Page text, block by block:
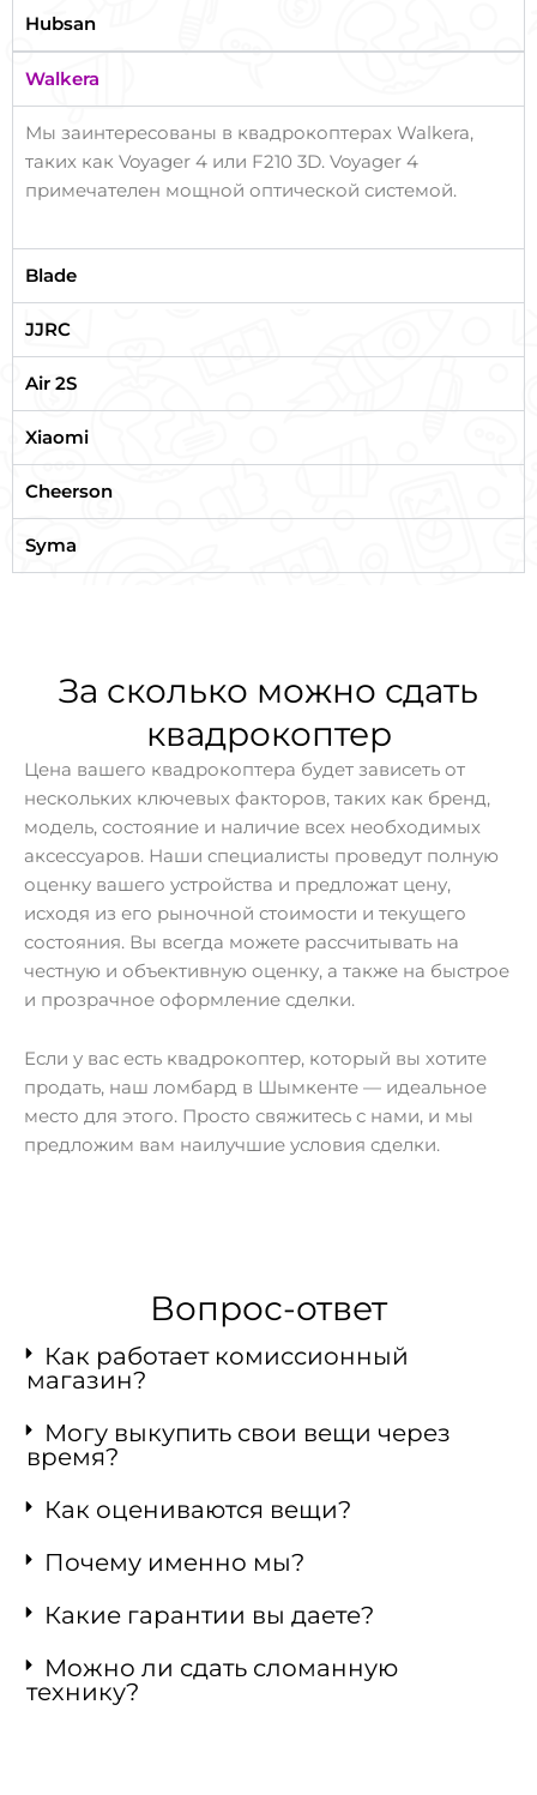
Hubsan
Walkera
Мы заинтересованы в квадрокоптерах Walkera,
таких как Voyager 4 или F210 3D. Voyager 4
примечателен мощной оптической системой.
Blade
JJRC
Air 2S
Xiaomi
Cheerson
Syma
За сколько можно сдать
квадрокоптер
Цена вашего квадрокоптера будет зависеть от
нескольких ключевых факторов, таких как бренд,
модель, состояние и наличие всех необходимых
аксессуаров. Наши специалисты проведут полную
оценку вашего устройства и предложат цену,
исходя из его рыночной стоимости и текущего
состояния. Вы всегда можете рассчитывать на
честную и объективную оценку, а также на быстрое
и прозрачное оформление сделки.
Если у вас есть квадрокоптер, который вы хотите
продать, наш ломбард в Шымкенте — идеальное
место для этого. Просто свяжитесь с нами, и мы
предложим вам наилучшие условия сделки.
Вопрос-ответ
Как работает комиссионный
магазин?
Могу выкупить свои вещи через
время?
Как оцениваются вещи?
Почему именно мы?
Какие гарантии вы даете?
Можно ли сдать сломанную
технику?